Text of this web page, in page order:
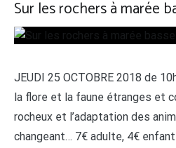
Sur les rochers à marée
JEUDI 25 OCTOBRE 2018 de
la flore et la faune étranges et
rocheux et l’adaptation des
changeant… 7€ adulte, 4€